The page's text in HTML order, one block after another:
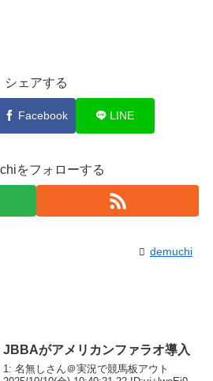
シェアする
Facebook LINE
をフォローする
demuchi
JBBAがアメリカンファラオ導入
1: 名無しさん＠実況で競馬板アウト